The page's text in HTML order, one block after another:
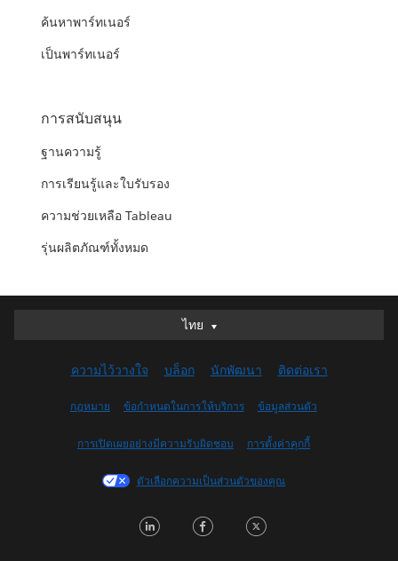
ค้นหาพาร์ทเนอร์
เป็นพาร์ทเนอร์
การสนับสนุน
ฐานความรู้
การเรียนรู้และใบรับรอง
ความช่วยเหลือ Tableau
รุ่นผลิตภัณฑ์ทั้งหมด
ไทย
ไทย
English (UK)
English (US)
Français (Canada)
Français (France)
日本語
ความไว้วางใจ บล็อก นักพัฒนา ติดต่อเรา
กฎหมาย ข้อกำหนดในการให้บริการ ข้อมูลส่วนตัว
การเปิดเผยอย่างมีความรับผิดชอบ การตั้งค่าคุกกี้
ตัวเลือกความเป็นส่วนตัวของคุณ
LinkedInFacebook